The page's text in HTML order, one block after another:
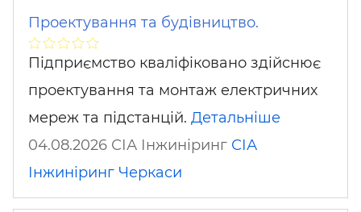
Проектування та будівництво.
Підприємство кваліфіковано здійснює
проектування та монтаж електричних
мереж та підстанцій. Детальніше
04.08.2026 СІА Інжиніринг СІА
Інжиніринг Черкаси